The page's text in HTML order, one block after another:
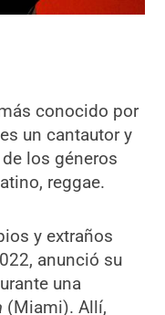
conocido por
un cantautor y
los géneros
reggae.
y extraños
anunció su
una
(Miami). Allí,